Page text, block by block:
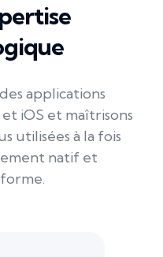
applications
iOS et maîtrisons
utilisées à la fois
natif et